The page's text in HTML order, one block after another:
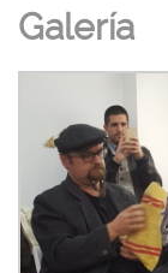
Galería